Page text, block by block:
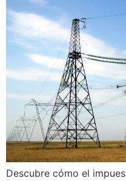
Descubre cómo el